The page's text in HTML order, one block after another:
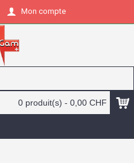
Mon compte
0 produit(s) - 0,00 CHF